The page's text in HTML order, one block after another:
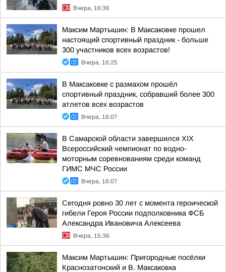
Вчера, 16:36
Максим Мартышин: В Максаковке прошел
настоящий спортивный праздник - больше
300 участников всех возрастов!
Вчера, 16:25
В Максаковке с размахом прошёл
спортивный праздник, собравший более 300
атлетов всех возрастов
Вчера, 16:07
В Самарской области завершился XIХ
Всероссийский чемпионат по водно-
моторным соревнованиям среди команд
ГИМС МЧС России
Вчера, 16:07
Сегодня ровно 30 лет с момента героической
гибели Героя России подполковника ФСБ
Александра Ивановича Алексеева
Вчера, 15:36
Максим Мартышин: Пригородные посёлки
Краснозатонский и В. Максаковка